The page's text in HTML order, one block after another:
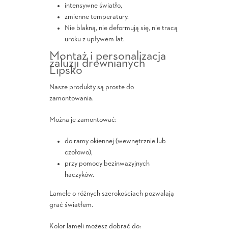
intensywne światło,
zmienne temperatury.
Nie blakną, nie deformują się, nie tracą
uroku z upływem lat.
Montaż i personalizacja
żaluzji drewnianych
Lipsko
Nasze produkty są proste do
zamontowania.
Można je zamontować:
do ramy okiennej (wewnętrznie lub
czołowo),
przy pomocy bezinwazyjnych
haczyków.
Lamele o różnych szerokościach pozwalają
grać światłem.
Kolor lameli możesz dobrać do: